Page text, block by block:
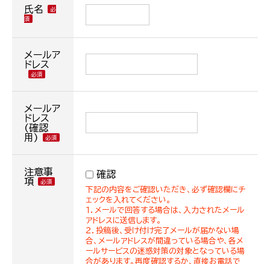
氏名
メールア
ドレス
メールア
ドレス
(確認
用)
注意事
項
確認
下記の内容をご確認いただき、必ず確認欄にチ
ェックを入れてください。
１．メールで回答する場合は、入力されたメール
アドレスに送信します。
２．投稿後、受け付け完了メールが届かない場
合、メールアドレスが間違っている場合や、各メ
ールサービスの迷惑対策の対象となっている場
合があります。再度確認するか、直接お電話で